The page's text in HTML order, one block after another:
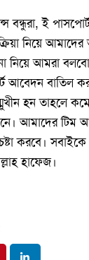
বন্ধুরা, ই
নিয়ে
নিয়ে আমরা
আবেদন বাতিল
হন তাহলে
আমাদের টিম
করবে।
হাফেজ।